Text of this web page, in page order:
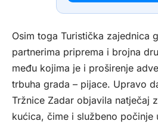
Osim toga Turistička zajednica
partnerima priprema i brojna
među kojima je i proširenje
trbuha grada – pijace. Upravo
Tržnice Zadar objavila natječaj
kućica, čime i službeno počinje